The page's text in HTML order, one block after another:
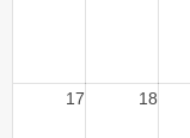
17 18